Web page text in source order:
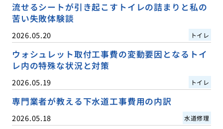
流せるシートが引き起こすトイレの詰まりと私の
苦い失敗体験談
2026.05.20 トイレ
ウォシュレット取付工事費の変動要因となるトイ
レ内の特殊な状況と対策
2026.05.19 トイレ
専門業者が教える下水道工事費用の内訳
2026.05.18 水道修理